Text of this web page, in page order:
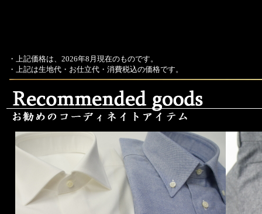
・上記価格は、2026年8月現在のものです。
・上記は生地代・お仕立代・消費税込の価格です。